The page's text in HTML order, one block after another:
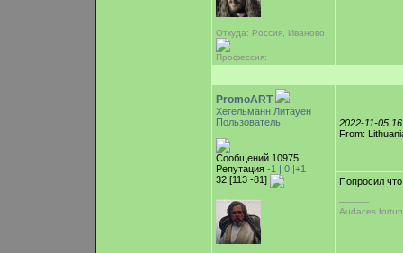
Откуда: Россия, Иваново
Профессия:
PromoART
Хегельманн Литауен
Пользователь
Сообщений 10975
Репутация -1 | 0 |+1
32 [113 -81]
2022-11-05
From:
Попросил
-----------
Audaces